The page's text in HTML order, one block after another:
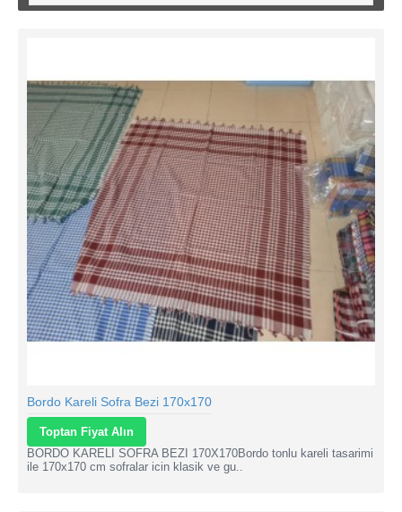
Bordo Kareli Sofra Bezi 170x170
Toptan Fiyat Alın
BORDO KARELI SOFRA BEZI 170X170Bordo tonlu kareli tasarimi
ile 170x170 cm sofralar icin klasik ve gu..